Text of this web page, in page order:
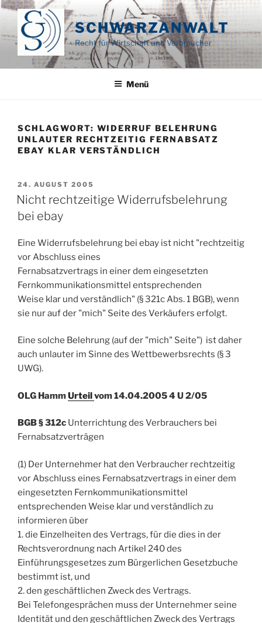
Zum
springen
SCHWARZANWALT
Recht für Wirtschaft und Verbraucher
Menü
SCHLAGWORT: WIDERRUF BELEHRUNG
UNLAUTER RECHTZEITIG FERNABSATZ
EBAY KLAR VERSTÄNDLICH
VERÖFFENTLICHT
AM
24. AUGUST 2005
Nicht rechtzeitige Widerrufsbelehrung
bei ebay
Eine Widerrufsbelehrung bei ebay ist nicht "rechtzeitig
vor Abschluss eines
Fernabsatzvertrags in einer dem eingesetzten
Fernkommunikationsmittel entsprechenden
Weise klar und verständlich" (§ 321c Abs. 1 BGB), wenn
sie nur auf der "mich" Seite des Verkäufers erfolgt.
Eine solche Belehrung (auf der "mich" Seite") ist daher
auch unlauter im Sinne des Wettbewerbsrechts (§ 3
UWG).
OLG HammUrteilvom 14.04.2005 4 U 2/05
BGB § 312c Unterrichtung des Verbrauchers bei
Fernabsatzverträgen
(1) Der Unternehmer hat den Verbraucher rechtzeitig
vor Abschluss eines Fernabsatzvertrags in einer dem
eingesetzten Fernkommunikationsmittel
entsprechenden Weise klar und verständlich zu
informieren über
1. die Einzelheiten des Vertrags, für die dies in der
Rechtsverordnung nach Artikel 240 des
Einführungsgesetzes zum Bürgerlichen Gesetzbuche
bestimmt ist, und
2. den geschäftlichen Zweck des Vertrags.
Bei Telefongesprächen muss der Unternehmer seine
Identität und den geschäftlichen Zweck des Vertrags